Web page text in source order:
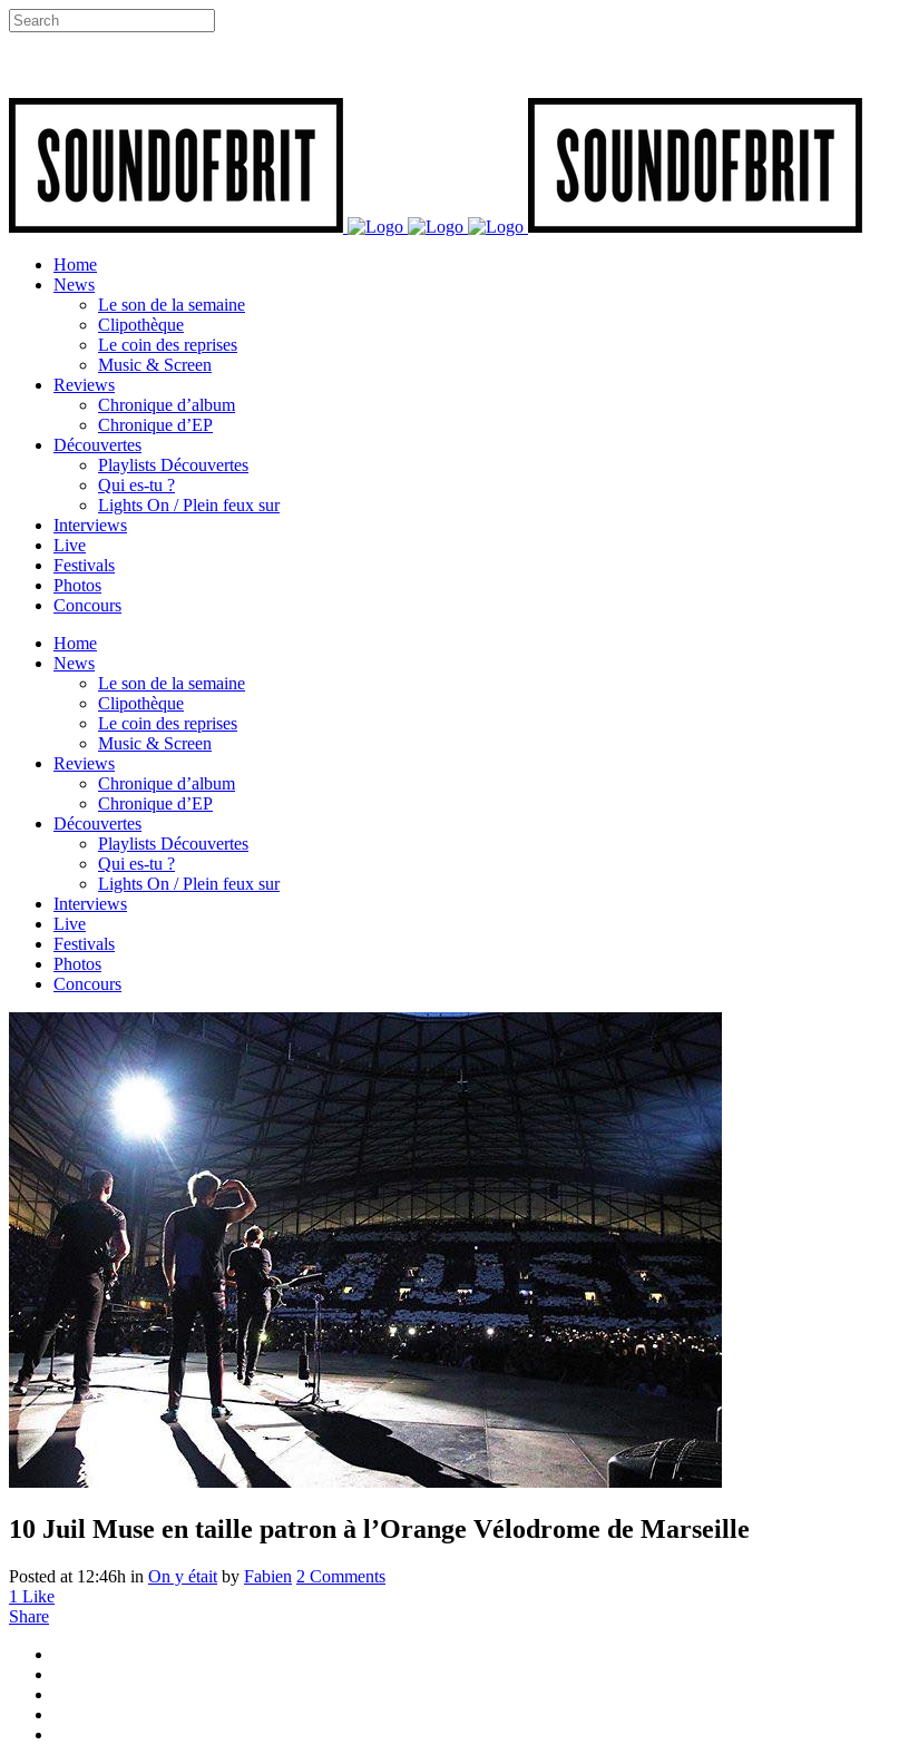
Home
News
Le son de la semaine
Clipothèque
Le coin des reprises
Music & Screen
Reviews
Chronique d’album
Chronique d’EP
Découvertes
Playlists Découvertes
Qui es-tu ?
Lights On / Plein feux sur
Interviews
Live
Festivals
Photos
Concours
Home
News
Le son de la semaine
Clipothèque
Le coin des reprises
Music & Screen
Reviews
Chronique d’album
Chronique d’EP
Découvertes
Playlists Découvertes
Qui es-tu ?
Lights On / Plein feux sur
Interviews
Live
Festivals
Photos
Concours
10 Juil Muse en taille patron à l’Orange Vélodrome de Marseille
Posted at 12:46h in On y était by Fabien 2 Comments
1 Like
Share